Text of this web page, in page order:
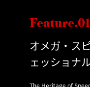
Feature.01
オメガ・ス
ェッショナ
The Heritage of